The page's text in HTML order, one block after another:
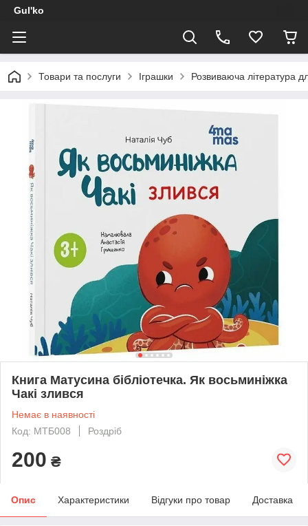
Gul'ko
Товари та послуги Іграшки Розвиваюча література
Книга Матусина бібліотечка. Як восьминіжка
Чакі злився
Немає в наявності
Код: МТБ008
Роздріб
200 ₴
Опис Характеристики Відгуки про товар Доставка